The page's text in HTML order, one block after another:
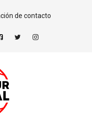
de contacto